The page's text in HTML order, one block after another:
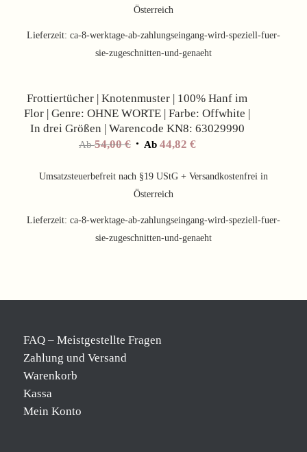
Österreich
Lieferzeit: ca-8-werktage-ab-zahlungseingang-wird-speziell-fuer-
sie-zugeschnitten-und-genaeht
Frottiertücher | Knotenmuster | 100% Hanf im
Flor | Genre: OHNE WORTE | Farbe: Offwhite |
In drei Größen | Warencode KN8: 63029990
Ab54,00€ Ab 44,82 €
Umsatzsteuerbefreit nach §19 UStG + Versandkostenfrei in
Österreich
Lieferzeit: ca-8-werktage-ab-zahlungseingang-wird-speziell-fuer-
sie-zugeschnitten-und-genaeht
FAQ – Meistgestellte Fragen
Zahlung und Versand
Warenkorb
Kassa
Mein Konto